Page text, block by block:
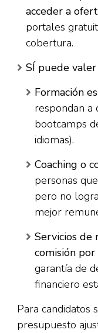
acceder a
portales
cobertura.
SÍ puede
Formación
respondan a
bootcamps
idiomas).
Coaching o
personas
pero no
mejor
Servicios de
comisión
garantía de
financiero
Para candidatos
presupuesto